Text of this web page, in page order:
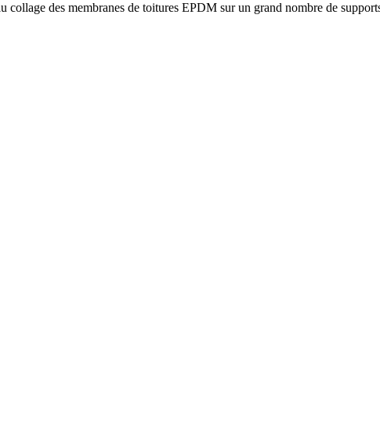
collage des membranes de toitures EPDM sur un grand nombre de